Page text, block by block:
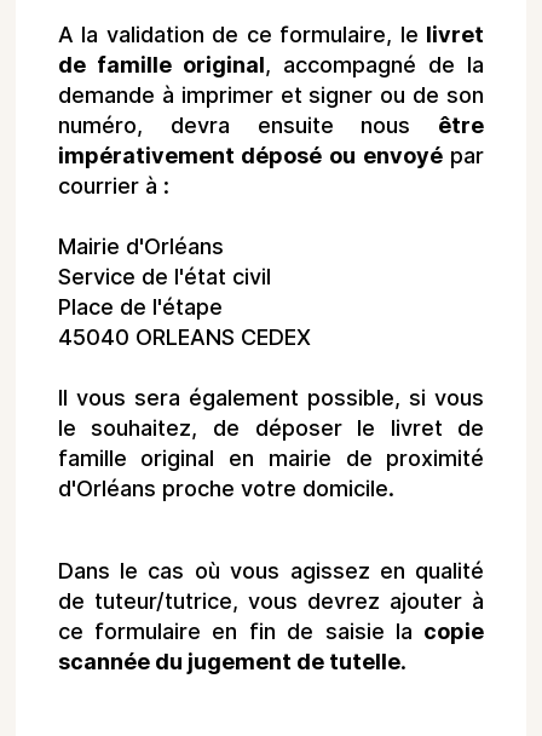
A la validation de ce formulaire, le livret
de famille original, accompagné de la
demande à imprimer et signer ou de son
numéro, devra ensuite nous être
impérativement déposé ou envoyépar
courrier à :
Mairie d'Orléans
Service de l'état civil
Place de l'étape
45040 ORLEANS CEDEX
Il vous sera également possible, si vous
le souhaitez, de déposer le livret de
famille original en mairie de proximité
d'Orléans proche votre domicile.
Dans le cas où vous agissez en qualité
de tuteur/tutrice, vous devrez ajouter à
ce formulaire en fin de saisie la copie
scannée du jugement de tutelle.